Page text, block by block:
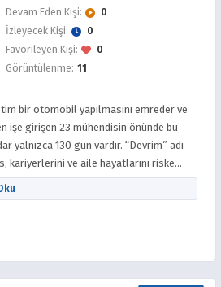
Devam Eden Kişi:
0
İzleyecek Kişi:
0
Favorileyen Kişi:
0
Görüntülenme: 11
bir otomobil yapılmasını emreder ve
işe girişen 23 mühendisin önünde bu
yalnızca 130 gün vardır. “Devrim” adı
kariyerlerini ve aile hayatlarını riske
sayısız engelle baş etmek zorunda